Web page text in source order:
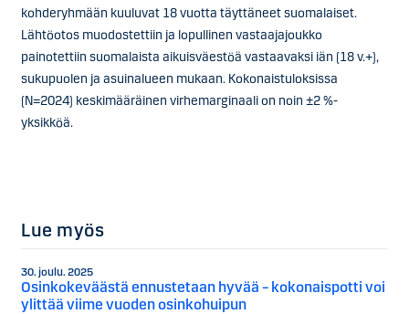
kohderyhmään kuuluvat 18 vuotta täyttäneet suomalaiset.
Lähtöotos muodostettiin ja lopullinen vastaajajoukko
painotettiin suomalaista aikuisväestöä vastaavaksi iän (18 v.+),
sukupuolen ja asuinalueen mukaan. Kokonaistuloksissa
(N=2024) keskimääräinen virhemarginaali on noin ±2 %-
yksikköä.
Lue myös
30. joulu. 2025
Osinkokeväästä ennustetaan hyvää – kokonaispotti voi
ylittää viime vuoden osinkohuipun